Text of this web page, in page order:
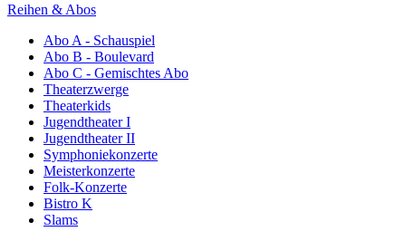
Reihen & Abos
Abo A - Schauspiel
Abo B - Boulevard
Abo C - Gemischtes Abo
Theaterzwerge
Theaterkids
Jugendtheater I
Jugendtheater II
Symphoniekonzerte
Meisterkonzerte
Folk-Konzerte
Bistro K
Slams